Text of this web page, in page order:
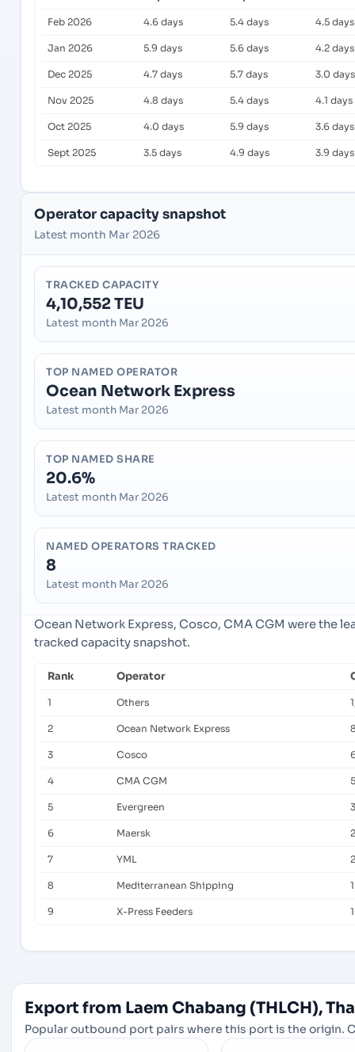
Feb 2026 4.6 days 5.4 days 4.5 days
Jan 2026 5.9 days 5.6 days 4.2 days
Dec 2025 4.7 days 5.7 days 3.0 days
Nov 2025 4.8 days 5.4 days 4.1 days
Oct 2025 4.0 days 5.9 days 3.6 days
Sept 2025 3.5 days 4.9 days 3.9 days
Operator capacity snapshot
Latest month Mar 2026
TRACKED CAPACITY
4,10,552 TEU
Latest month Mar 2026
TOP NAMED OPERATOR
Ocean Network Express
Latest month Mar 2026
TOP NAMED SHARE
20.6%
Latest month Mar 2026
NAMED OPERATORS TRACKED
8
Latest month Mar 2026
Ocean Network Express, Cosco, CMA CGM were the
tracked capacity snapshot.
Rank Operator
1 Others
2 Ocean Network Express
3 Cosco
4 CMA CGM
5 Evergreen
6 Maersk
7 YML
8 Mediterranean Shipping
9 X-Press Feeders
Export from Laem Chabang (THLCH),
Popular outbound port pairs where this port is the origin.